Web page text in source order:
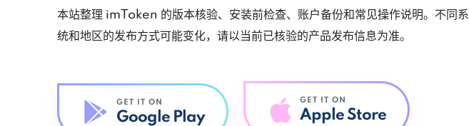
本站整理 imToken 的版本核验、安装前检查、账户备份和常见操作说明。不同系
统和地区的发布方式可能变化，请以当前已核验的产品发布信息为准。
GET IT ON
Google Play
GET IT ON
Apple Store